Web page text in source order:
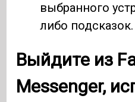
выбранного
либо подсказок.
Выйдите из
Messenger,